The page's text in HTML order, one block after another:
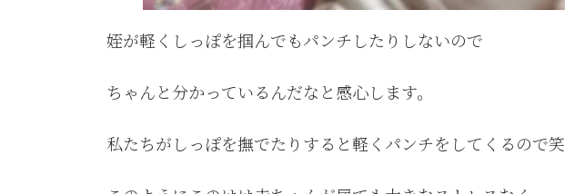
姪が軽くしっぽを掴んでもパンチしたりしないので
ちゃんと分かっているんだなと感心します。
私たちがしっぽを撫でたりすると軽くパンチをしてくるので笑